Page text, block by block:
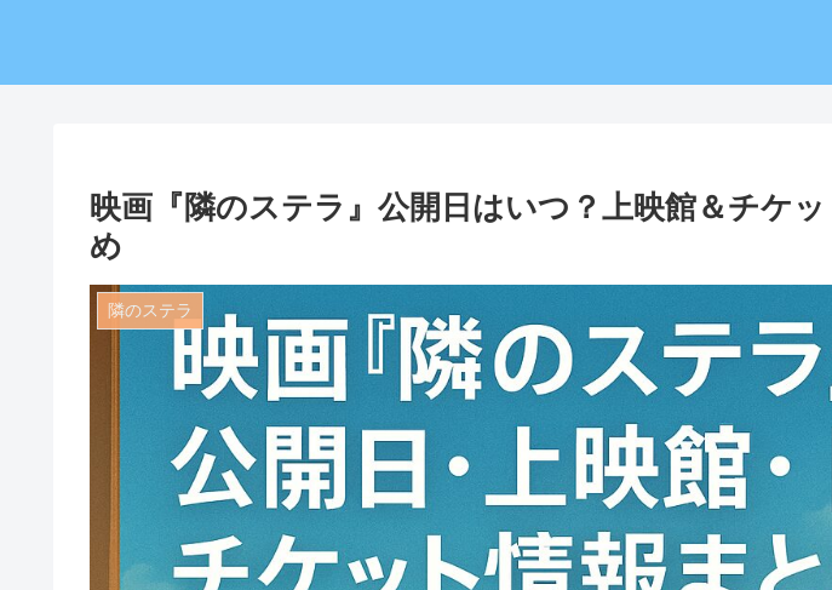
映画『隣のステラ』公開日はいつ？上映館＆チケ
め
隣のステラ